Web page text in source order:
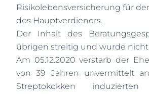
Risikolebensversicherung für
des Hauptverdieners.
Der Inhalt des
übrigen streitig und wurde
Am 05.12.2020 verstarb der
von 39 Jahren unvermittelt
Streptokokken induzierten